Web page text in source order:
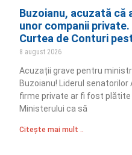
Buzoianu, acuzată că
unor companii
Curtea de Conturi
8 august 2026
Acuzații grave pentru
Buzoianu! Liderul senatorilor
firme private ar fi fost plătite
Ministerului ca să
Citește mai mult ..